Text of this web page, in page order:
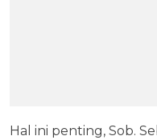
Hal ini penting, Sob.